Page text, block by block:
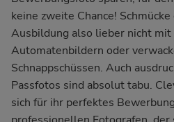
keine zweite Chance!
Ausbildung also lieber nicht
Automatenbildern oder
Schnappschüssen. Auch
Passfotos sind absolut tabu.
sich für ihr perfektes